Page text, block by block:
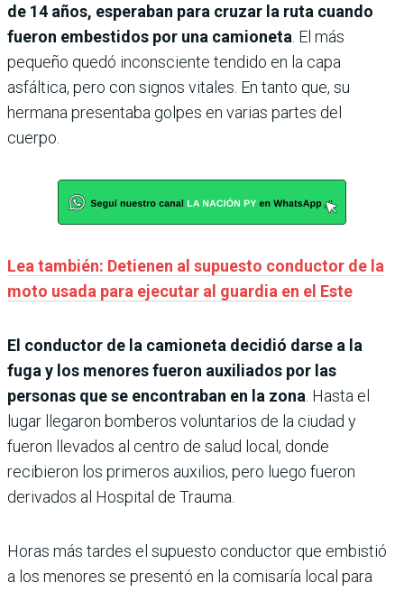
de 14 años, esperaban para cruzar la ruta cuando
fueron embestidos por una camioneta . El más
pequeño quedó inconsciente tendido en la capa
asfáltica, pero con signos vitales. En tanto que, su
hermana presentaba golpes en varias partes del
cuerpo.
Lea también: Detienen al supuesto conductor de la
moto usada para ejecutar al guardia en el Este
El conductor de la camioneta decidió darse a la
fuga y los menores fueron auxiliados por las
personas que se encontraban en la zona . Hasta el
lugar llegaron bomberos voluntarios de la ciudad y
fueron llevados al centro de salud local, donde
recibieron los primeros auxilios, pero luego fueron
derivados al Hospital de Trauma.
Horas más tardes el supuesto conductor que embistió
a los menores se presentó en la comisaría local para